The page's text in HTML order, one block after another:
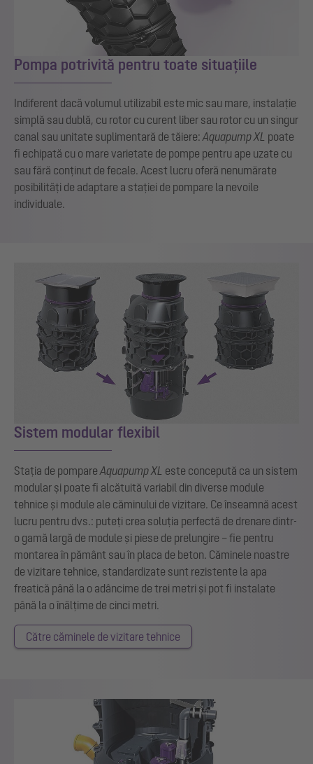
Pompa potrivită pentru toate situațiile
Indiferent dacă volumul utilizabil este mic sau mare, instalație
simplă sau dublă, cu rotor cu curent liber sau rotor cu un singur
canal sau unitate suplimentară de tăiere: Aquapump XL poate
fi echipată cu o mare varietate de pompe pentru ape uzate cu
sau fără conținut de fecale. Acest lucru oferă nenumărate
posibilități de adaptare a stației de pompare la nevoile
individuale.
Sistem modular flexibil
Stația de pompare Aquapump XL este concepută ca un sistem
modular și poate fi alcătuită variabil din diverse module
tehnice și module ale căminului de vizitare. Ce înseamnă acest
lucru pentru dvs.: puteți crea soluția perfectă de drenare dintr-
o gamă largă de module și piese de prelungire – fie pentru
montarea în pământ sau în placa de beton. Căminele noastre
de vizitare tehnice, standardizate sunt rezistente la apa
freatică până la o adâncime de trei metri și pot fi instalate
până la o înălțime de cinci metri.
Către căminele de vizitare tehnice